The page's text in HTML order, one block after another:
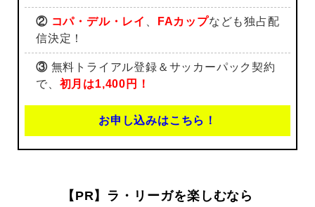
② コパ・デル・レイ FAカップなども独占配
信決定！
③無料トライアル登録＆サッカーパック契約
で、 初月は1,400円！
お申し込みはこちら！
【PR】ラ・リーガを楽しむなら